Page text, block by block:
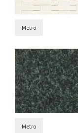
Metro
Metro